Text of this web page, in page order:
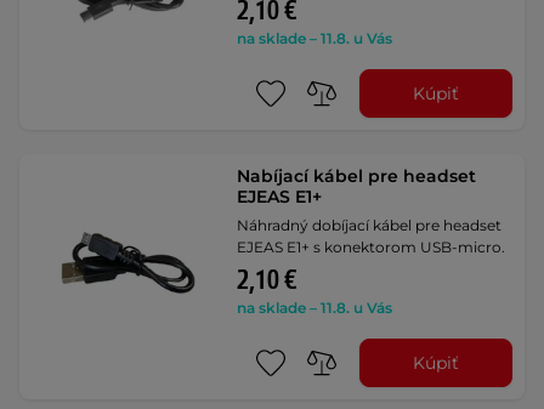
2,10 €
na sklade – 11.8. u Vás
Kúpiť
Nabíjací kábel pre headset
EJEAS E1+
Náhradný dobíjací kábel pre headset
EJEAS E1+ s konektorom USB-micro.
2,10 €
na sklade – 11.8. u Vás
Kúpiť